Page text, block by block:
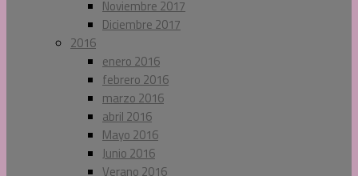
Noviembre 2017
Diciembre 2017
2016
enero 2016
febrero 2016
marzo 2016
abril 2016
Mayo 2016
Junio 2016
Verano 2016